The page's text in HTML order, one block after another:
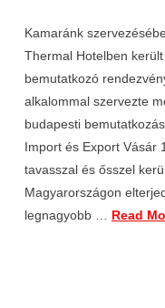
Kamaránk
Thermal Hotelben
bemutatkozó
alkalommal szervezte
budapesti
Import és Export Vásár
tavasszal és ősszel
Magyarországon
legnagyobb … Read